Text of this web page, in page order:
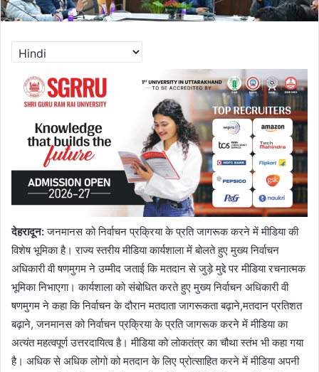
देहरादून:जनमानस को निर्वाचन प्रक्रिया के प्रति जागरूक करने में मीडिया की
विशेष भूमिका है। राज्य स्तरीय मीडिया कार्यशाला में बोलते हुए मुख्य निर्वाचन
अधिकारी वी षणमुगम ने उम्मीद जताई कि मतदान से जुड़े मुद्दे पर मीडिया रचनात्मक
भूमिका निभाएगा। कार्यशाला को संबोधित करते हुए मुख्य निर्वाचन अधिकारी वी
षणमुगम ने कहा कि निर्वाचन के दौरान मतदाता जागरूकता बढ़ाने,मतदान प्रतिशत
बढ़ाने, जनमानस को निर्वाचन प्रक्रिया के प्रति जागरूक करने में मीडिया का
अत्यंत महत्वपूर्ण उत्तरदायित्व है। मीडिया को लोकतंत्र का चौथा स्तंभ भी कहा गया
है। अधिक से अधिक लोगो को मतदान के लिए प्रोत्साहित करने में मीडिया अपनी